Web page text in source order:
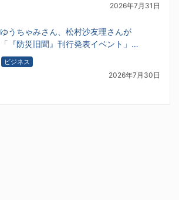
2026年7月31日
ゆうちゃみさん、松村沙友理さんが
「『防災旧聞』刊行発表イベント」…
ビジネス
2026年7月30日